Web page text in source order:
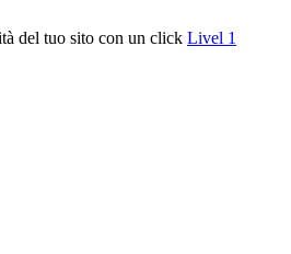
del tuo sito con un click Livel 1